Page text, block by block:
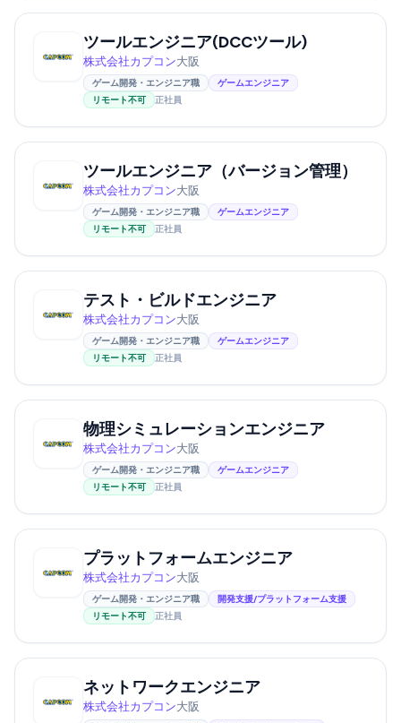
ツールエンジニア(DCCツール)
株式会社カプコン大阪
ゲーム開発・エンジニア職
ゲームエンジニア
リモート不可
正社員
ツールエンジニア（バージョン管理）
株式会社カプコン大阪
ゲーム開発・エンジニア職
ゲームエンジニア
リモート不可
正社員
テスト・ビルドエンジニア
株式会社カプコン大阪
ゲーム開発・エンジニア職
ゲームエンジニア
リモート不可
正社員
物理シミュレーションエンジニア
株式会社カプコン大阪
ゲーム開発・エンジニア職
ゲームエンジニア
リモート不可
正社員
プラットフォームエンジニア
株式会社カプコン大阪
ゲーム開発・エンジニア職
開発支援/プラットフォーム支援
リモート不可
正社員
ネットワークエンジニア
株式会社カプコン大阪